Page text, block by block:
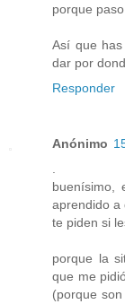
porque
Así que
dar por
Responder
Anónimo
.
buenísimo,
aprendido a
te piden si
porque la
que me
(porque